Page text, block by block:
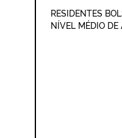
RESIDENTES
NÍVEL MÉDIO DE